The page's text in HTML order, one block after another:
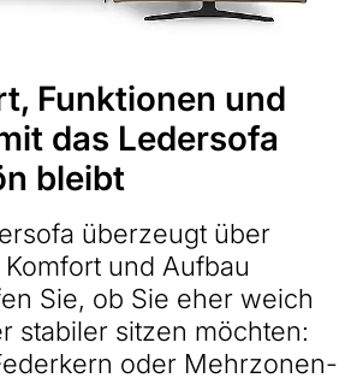
Funktionen und
das Ledersofa
bleibt
überzeugt über
und Aufbau
Sie, ob Sie eher weich
stabiler sitzen möchten:
oder Mehrzonen-